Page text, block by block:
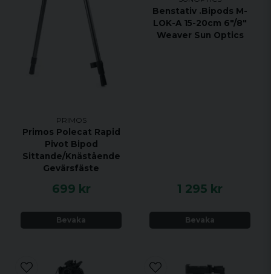
PRIMOS
Primos Polecat Rapid
Pivot Bipod
Sittande/Knästående
Gevärsfäste
699 kr
Bevaka
Benstativ .Bipods M-
LOK-A 15-20cm 6"/8"
Weaver Sun Optics
1 295 kr
Bevaka